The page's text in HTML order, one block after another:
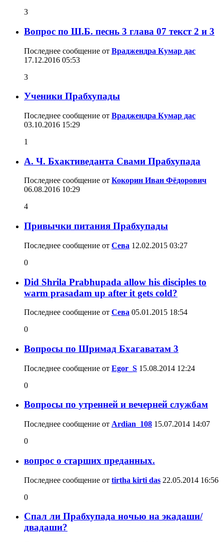
3
Вопрос по Ш.Б. песнь 3 глава 07 текст 2 и 3
Последнее сообщение от Враджендра Кумар дас
17.12.2016 05:53
3
Ученики Прабхупады
Последнее сообщение от Враджендра Кумар дас
03.10.2016 15:29
1
А. Ч. Бхактиведанта Свами Прабхупада
Последнее сообщение от Кокорин Иван Фёдорович
06.08.2016 10:29
4
Привычки питания Прабхупады
Последнее сообщение от Сева 12.02.2015 03:27
0
Did Shrila Prabhupada allow his disciples to
warm prasadam up after it gets cold?
Последнее сообщение от Сева 05.01.2015 18:54
0
Вопросы по Шримад Бхагаватам 3
Последнее сообщение от Egor_S 15.08.2014 12:24
0
Вопросы по утренней и вечерней службам
Последнее сообщение от Ardian_108 15.07.2014 14:07
0
вопрос о старших преданных.
Последнее сообщение от tirtha kirti das 22.05.2014 16:56
0
Спал ли Прабхупада ночью на экадаши/
двадаши?